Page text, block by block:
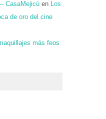
CasaMejicú en Los
de oro del cine
más feos